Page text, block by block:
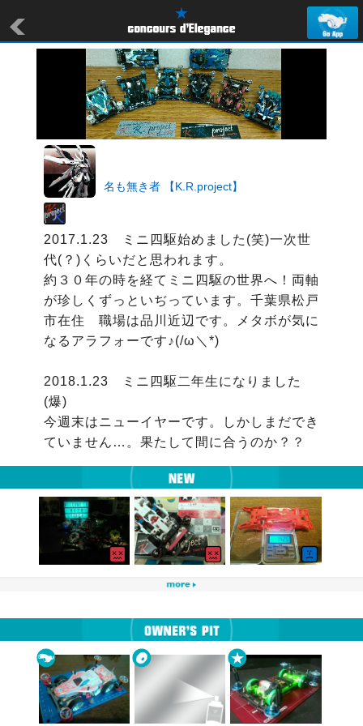
名も無き者 【K.R.project】
2017.1.23　ミニ四駆始めました(笑)一次世
代(？)くらいだと思われます。
約３０年の時を経てミニ四駆の世界へ！両軸
が珍しくずっといぢっています。千葉県松戸
市在住　職場は品川近辺です。メタボが気に
なるアラフォーです♪(/ω＼*)
2018.1.23　ミニ四駆二年生になりました
(爆)
今週末はニューイヤーです。しかしまだでき
ていません…。果たして間に合うのか？？